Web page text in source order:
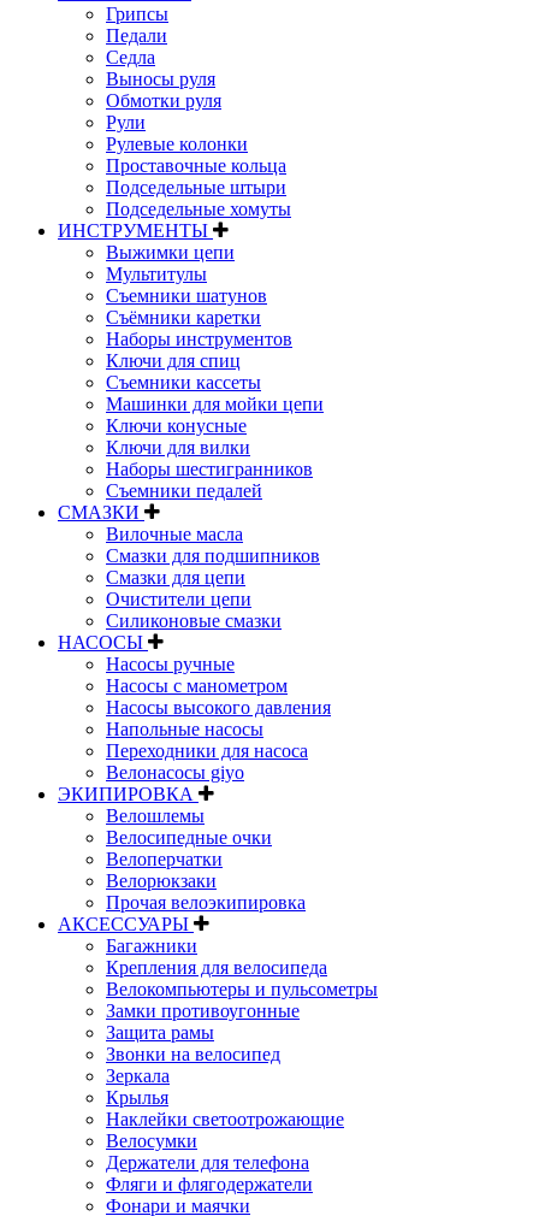
Грипсы
Педали
Седла
Выносы руля
Обмотки руля
Рули
Рулевые колонки
Проставочные кольца
Подседельные штыри
Подседельные хомуты
ИНСТРУМЕНТЫ
Выжимки цепи
Мультитулы
Съемники шатунов
Съёмники каретки
Наборы инструментов
Ключи для спиц
Съемники кассеты
Машинки для мойки цепи
Ключи конусные
Ключи для вилки
Наборы шестигранников
Съемники педалей
СМАЗКИ
Вилочные масла
Смазки для подшипников
Смазки для цепи
Очистители цепи
Силиконовые смазки
НАСОСЫ
Насосы ручные
Насосы с манометром
Насосы высокого давления
Напольные насосы
Переходники для насоса
Велонасосы giyo
ЭКИПИРОВКА
Велошлемы
Велосипедные очки
Велоперчатки
Велорюкзаки
Прочая велоэкипировка
АКСЕССУАРЫ
Багажники
Крепления для велосипеда
Велокомпьютеры и пульсометры
Замки противоугонные
Защита рамы
Звонки на велосипед
Зеркала
Крылья
Наклейки светоотрожающие
Велосумки
Держатели для телефона
Фляги и флягодержатели
Фонари и маячки